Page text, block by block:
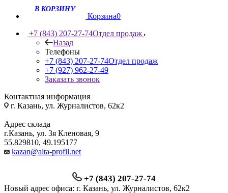
Корзина0
+7 (843) 207-27-74Отдел продаж
Назад
Телефоны
+7 (843) 207-27-74Отдел продаж
+7 (927) 962-27-49
Заказать звонок
Контактная информация
г. Казань, ул. Журналистов, 62к2
Адрес склада
г.Казань, ул. 3я Кленовая, 9
55.829810, 49.195177
kazan@alta-profil.net
+7 (843) 207-27-74
Новый адрес офиса: г. Казань, ул. Журналистов, 62к2